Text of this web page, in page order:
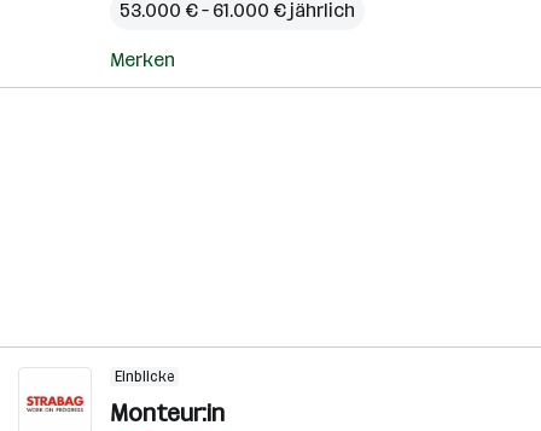
53.000 € – 61.000 € jährlich
Merken
Einblicke
Monteur:in